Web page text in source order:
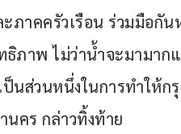
ภาคครัวเรือน ร่วมมือกั
ภาพ ไม่ว่าน้ำจะมามาก
นส่วนหนึ่งในการทำให้ก
คร กล่าวทิ้งท้าย